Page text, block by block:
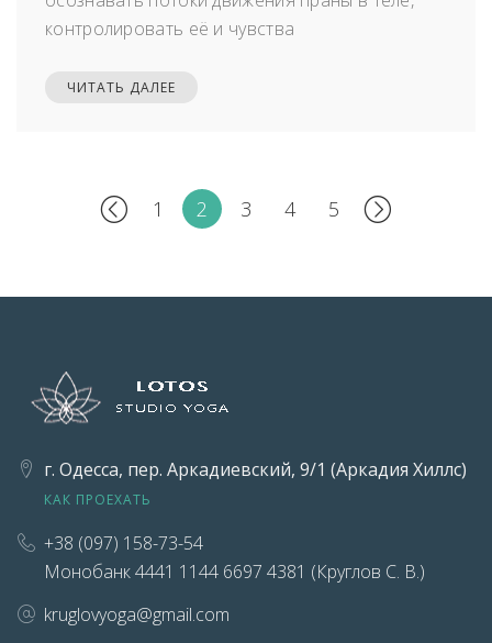
контролировать её и чувства
ЧИТАТЬ ДАЛЕЕ
1 2 3 4 5
г. Одесса, пер. Аркадиевский, 9/1 (Аркадия Хиллс)
КАК ПРОЕХАТЬ
+38 (097) 158-73-54
Монобанк 4441 1144 6697 4381 (Круглов С. В.)
kruglovyoga@gmail.com